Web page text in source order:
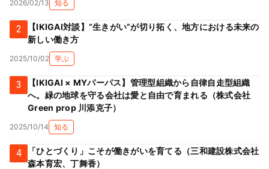
2026/02/13 知る
2
【IKIGAI対談】”生きがい”が切り拓く、地方における未来の
新しい働き方
2025/10/02 学ぶ
3
【IKIGAI × MYパーパス】管理型組織から自律自走型組織
へ。緑の地球を守る会社は愛と自由で育まれる（株式会社
Green prop 川添克子）
2025/10/14 知る
4
「ひとづくり」こそが働きがいを育てる（三和建設株式会社
森本育宏、丁舞香）